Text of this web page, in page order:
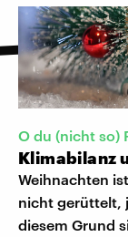
O du (nicht so)
Klimabilanz
Weihnachten
nicht gerüttelt,
diesem Grund